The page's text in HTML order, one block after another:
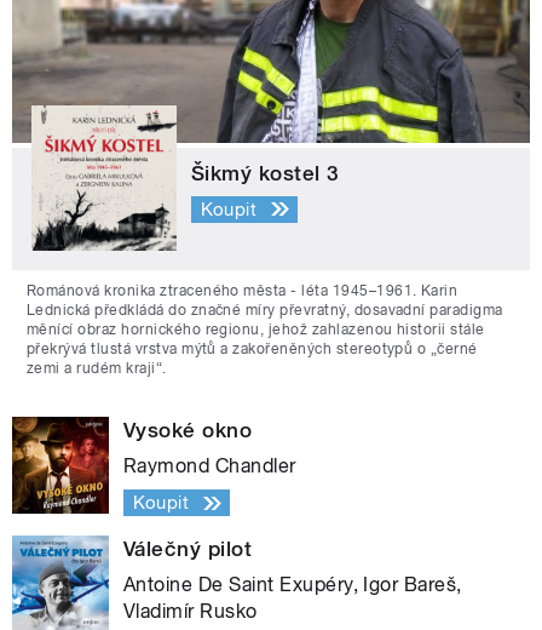
Šikmý kostel 3
Koupit
Románová kronika ztraceného města - léta 1945–1961. Karin
Lednická předkládá do značné míry převratný, dosavadní paradigma
měnící obraz hornického regionu, jehož zahlazenou historii stále
překrývá tlustá vrstva mýtů a zakořeněných stereotypů o „černé
zemi a rudém kraji“.
Vysoké okno
Raymond Chandler
Koupit
Válečný pilot
Antoine De Saint Exupéry, Igor Bareš,
Vladimír Rusko